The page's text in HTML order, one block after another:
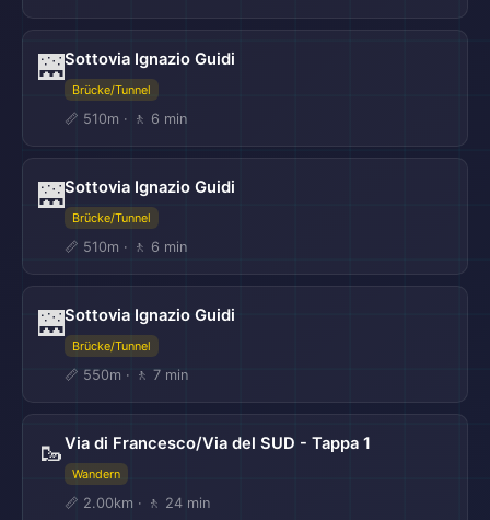
🌉Sottovia Ignazio Guidi
Brücke/Tunnel
📏 510m · 🚶 6 min
🌉Sottovia Ignazio Guidi
Brücke/Tunnel
📏 510m · 🚶 6 min
🌉Sottovia Ignazio Guidi
Brücke/Tunnel
📏 550m · 🚶 7 min
🥾Via di Francesco/Via del SUD - Tappa 1
Wandern
📏 2.00km · 🚶 24 min